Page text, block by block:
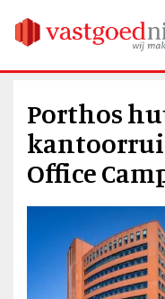
Porthos
Office